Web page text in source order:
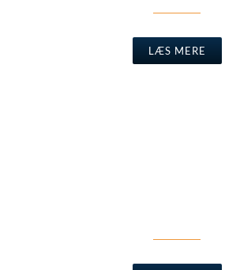
LÆS MERE